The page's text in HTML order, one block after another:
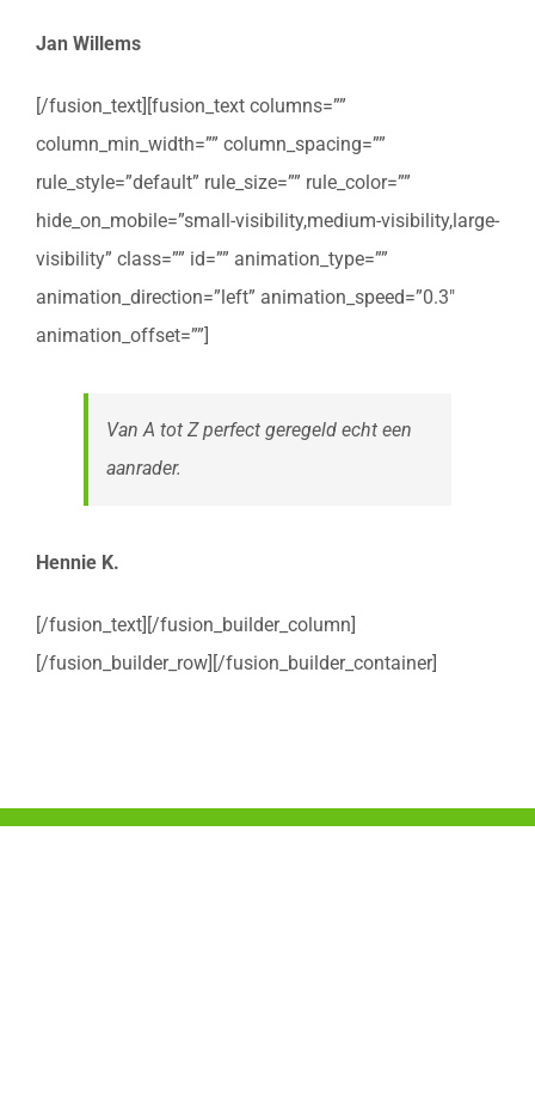
Jan Willems
[/fusion_text][fusion_text columns=””
column_min_width=”” column_spacing=””
rule_style=”default” rule_size=”” rule_color=””
hide_on_mobile=”small-visibility,medium-visibility,large-
visibility” class=”” id=”” animation_type=””
animation_direction=”left” animation_speed=”0.3″
animation_offset=””]
Van A tot Z perfect geregeld echt een
aanrader.
Hennie K.
[/fusion_text][/fusion_builder_column]
[/fusion_builder_row][/fusion_builder_container]